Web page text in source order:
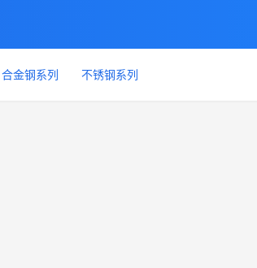
合金钢系列 不锈钢系列